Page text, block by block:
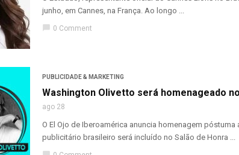
junho, em Cannes, na França. Ao longo ...
chat_bubble 0 Comment
PUBLICIDADE & MARKETING
Washington Olivetto será homenageado
ago 28
O El Ojo de Iberoamérica anuncia homenagem
publicitário brasileiro será incluído no Salão de Honra ...